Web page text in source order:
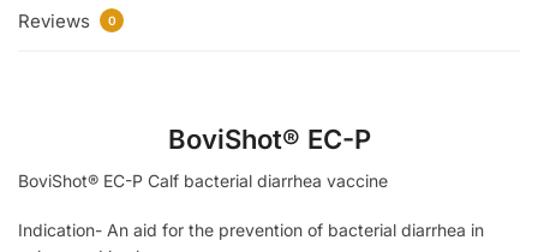
Reviews 0
BoviShot® EC-P
BoviShot® EC-P Calf bacterial diarrhea vaccine
Indication- An aid for the prevention of bacterial diarrhea in